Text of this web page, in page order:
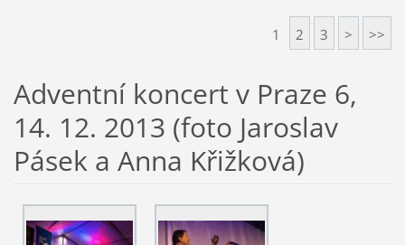
1 2 3 > >>
Adventní koncert v Praze 6,
14. 12. 2013 (foto Jaroslav
Pásek a Anna Křižková)